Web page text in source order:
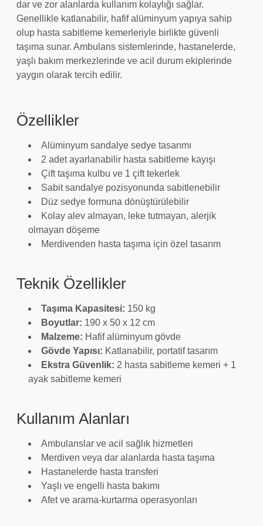
dar ve zor alanlarda kullanım kolaylığı sağlar.
Genellikle katlanabilir, hafif alüminyum yapıya sahip
olup hasta sabitleme kemerleriyle birlikte güvenli
taşıma sunar. Ambulans sistemlerinde, hastanelerde,
yaşlı bakım merkezlerinde ve acil durum ekiplerinde
yaygın olarak tercih edilir.
Özellikler
Alüminyum sandalye sedye tasarımı
2 adet ayarlanabilir hasta sabitleme kayışı
Çift taşıma kulbu ve 1 çift tekerlek
Sabit sandalye pozisyonunda sabitlenebilir
Düz sedye formuna dönüştürülebilir
Kolay alev almayan, leke tutmayan, alerjik
olmayan döşeme
Merdivenden hasta taşıma için özel tasarım
Teknik Özellikler
Taşıma Kapasitesi: 150 kg
Boyutlar: 190 x 50 x 12 cm
Malzeme: Hafif alüminyum gövde
Gövde Yapısı: Katlanabilir, portatif tasarım
Ekstra Güvenlik: 2 hasta sabitleme kemeri + 1
ayak sabitleme kemeri
Kullanım Alanları
Ambulanslar ve acil sağlık hizmetleri
Merdiven veya dar alanlarda hasta taşıma
Hastanelerde hasta transferi
Yaşlı ve engelli hasta bakımı
Afet ve arama-kurtarma operasyonları